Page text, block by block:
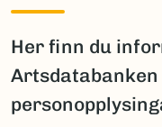
Her finn du